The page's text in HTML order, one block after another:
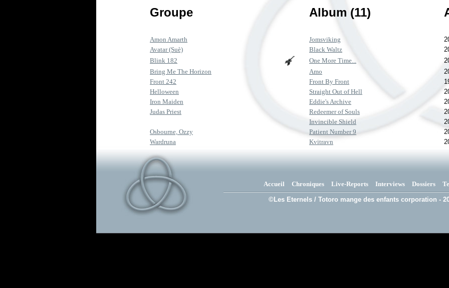
Groupe Album (11)
Amon Amarth Jomsviking
Avatar (Suè)
Black Waltz
Blink 182
One More Time...
Bring Me The Horizon
Amo
Front 242
Front By Front
Helloween
Straight Out of Hell
Iron Maiden
Eddie's Archive
Judas Priest
Redeemer of Souls
Invincible Shield
Osbourne, Ozzy
Patient Number 9
Wardruna
Kvitravn
Accueil Chroniques Live-Reports Interviews Dossiers
©Les Eternels / Totoro mange des enfants corporation -